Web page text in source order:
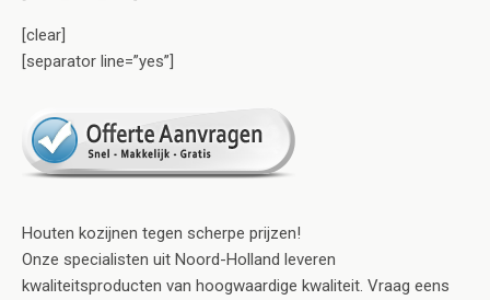
[clear]
[separator line=”yes”]
Houten kozijnen tegen scherpe prijzen!
Onze specialisten uit Noord-Holland leveren
kwaliteitsproducten van hoogwaardige kwaliteit. Vraag eens